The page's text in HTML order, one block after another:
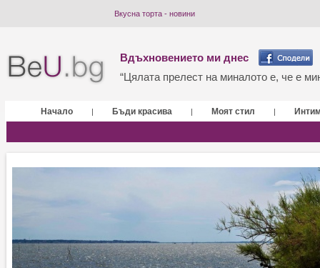
Вкусна торта - новини
Вдъхновението ми днес
“Цялата прелест на миналото е, че е
Начало | Бъди красива | Моят стил |